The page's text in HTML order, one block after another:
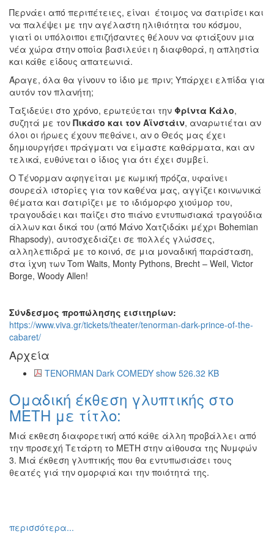
Περνάει από περιπέτειες, είναι έτοιμος να σατιρίσει και
να παλέψει με την αγέλαστη ηλιθιότητα του κόσμου,
γιατί οι υπόλοιποι επιζήσαντες θέλουν να φτιάξουν μια
νέα χώρα στην οποία βασιλεύει η διαφθορά, η απληστία
και κάθε είδους απατεωνιά.
Άραγε, όλα θα γίνουν το ίδιο με πριν; Υπάρχει ελπίδα για
αυτόν τον πλανήτη;
Ταξιδεύει στο χρόνο, ερωτεύεται την Φρίντα Κάλο,
συζητά με τον Πικάσο και τον Αϊνστάιν, αναρωτιέται αν
όλοι οι ήρωες έχουν πεθάνει, αν ο Θεός μας έχει
δημιουργήσει πράγματι να είμαστε καθάρματα, και αν
τελικά, ευθύνεται ο ίδιος για ότι έχει συμβεί.
Ο Τένορμαν αφηγείται με κωμική πρόζα, υφαίνει
σουρεάλ ιστορίες για τον καθένα μας, αγγίζει κοινωνικά
θέματα και σατιρίζει με το ιδιόμορφο χιούμορ του,
τραγουδάει και παίζει στο πιάνο εντυπωσιακά τραγούδια
άλλων και δικά του (από Μάνο Χατζιδάκι μέχρι Bohemian
Rhapsody), αυτοσχεδιάζει σε πολλές γλώσσες,
αλληλεπιδρά με το κοινό, σε μια μοναδική παράσταση,
στα ίχνη των Tom Waits, Monty Pythons, Brecht – Weil, Victor
Borge, Woody Allen!
Σύνδεσμος προπώλησης εισιτηρίων:
https://www.viva.gr/tickets/theater/tenorman-dark-prince-of-the-
cabaret/
Αρχεία
TENORMAN Dark COMEDY show 526.32 KB
Ομαδική έκθεση γλυπτικής στο
ΜΕΤΗ με τίτλο:
Μιά εκθεση διαφορετική από κάθε άλλη προβάλλει από
την προσεχή Τετάρτη το ΜΕΤΗ στην αίθουσα της Νυμφών
3. Μιά έκθεση γλυπτικής που θα εντυπωσιάσει τους
θεατές γιά την ομορφιά και την ποιότητά της.
περισσότερα...